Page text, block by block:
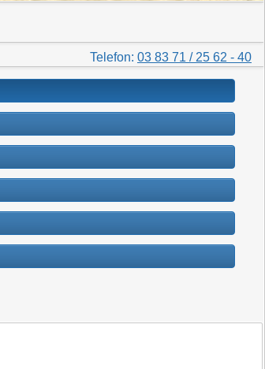
Telefon: 03 83 71 / 25 62 - 40